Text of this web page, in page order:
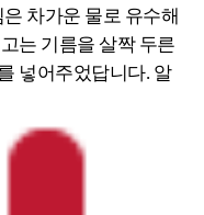
차가운 물로 유수해
는 기름을 살짝 두른
넣어주었답니다. 알